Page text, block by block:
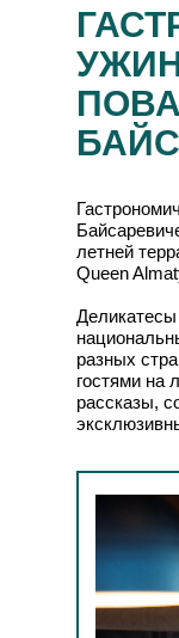
летней
Queen
Деликатесы
разных
гостями на
рассказы,